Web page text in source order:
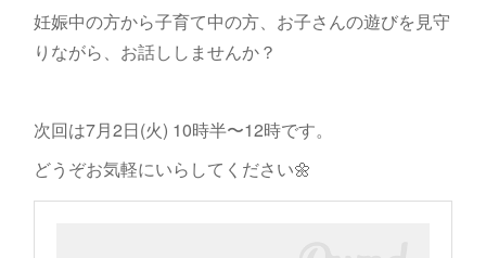
妊娠中の方から子育て中の方、お子さんの遊びを見守
りながら、お話ししませんか？
次回は7月2日(火) 10時半〜12時です。
どうぞお気軽にいらしてください🌼